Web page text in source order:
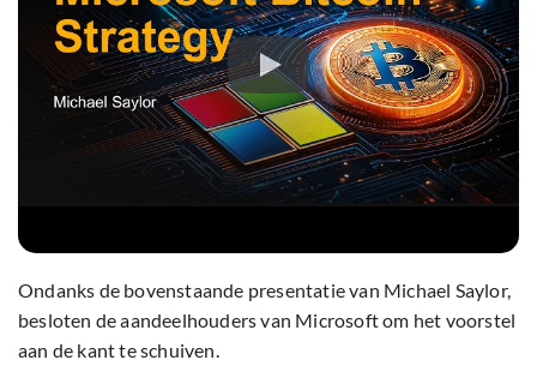
Ondanks de bovenstaande presentatie van Michael Saylor,
besloten de aandeelhouders van Microsoft om het voorstel
aan de kant te schuiven.